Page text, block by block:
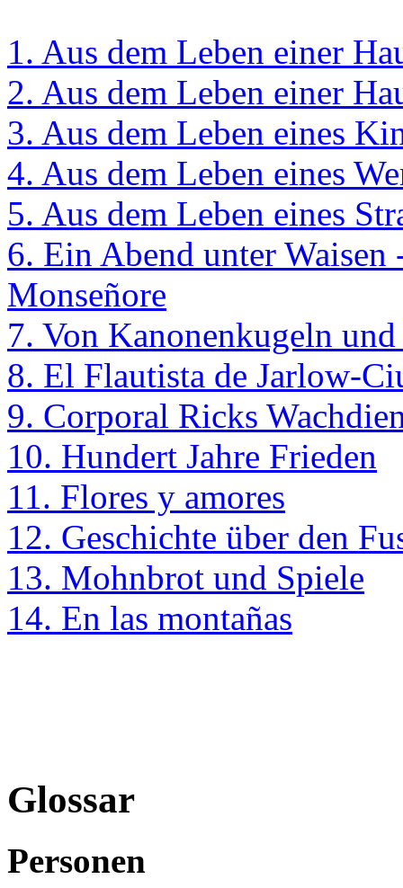
1. Aus dem Leben einer
2. Aus dem Leben einer
3. Aus dem Leben eines
4. Aus dem Leben eines
5. Aus dem Leben eines
6. Ein Abend unter
Monseñore
7. Von Kanonenkugeln
8. El Flautista de Jarlow-
9. Corporal Ricks
10. Hundert Jahre Frieden
11. Flores y amores
12. Geschichte über den
13. Mohnbrot und Spiele
14. En las montañas
Glossar
Personen